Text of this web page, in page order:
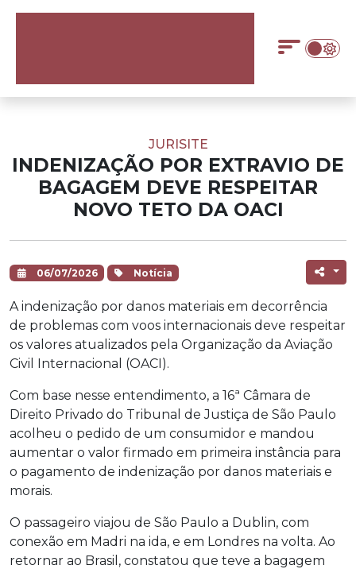
JURISITE
INDENIZAÇÃO POR EXTRAVIO DE
BAGAGEM DEVE RESPEITAR
NOVO TETO DA OACI
06/07/2026 Notícia
A indenização por danos materiais em decorrência
de problemas com voos internacionais deve respeitar
os valores atualizados pela Organização da Aviação
Civil Internacional (OACI).
Com base nesse entendimento, a 16ª Câmara de
Direito Privado do Tribunal de Justiça de São Paulo
acolheu o pedido de um consumidor e mandou
aumentar o valor firmado em primeira instância para
o pagamento de indenização por danos materiais e
morais.
O passageiro viajou de São Paulo a Dublin, com
conexão em Madri na ida, e em Londres na volta. Ao
retornar ao Brasil, constatou que teve a bagagem